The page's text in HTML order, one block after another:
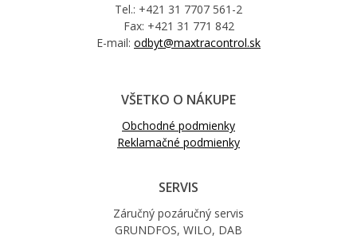
Tel.: +421 31 7707 561-2
Fax: +421 31 771 842
E-mail: odbyt@maxtracontrol.sk
VŠETKO O NÁKUPE
Obchodné podmienky
Reklamačné podmienky
SERVIS
Záručný pozáručný servis
GRUNDFOS, WILO, DAB